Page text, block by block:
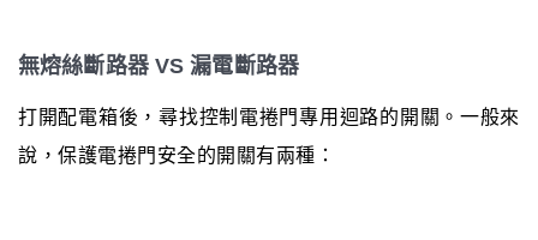
無熔絲斷路器 VS 漏電斷路器
打開配電箱後，尋找控制電捲門專用迴路的開關。一般來
說，保護電捲門安全的開關有兩種：